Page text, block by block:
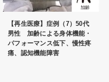
【再生医療】症例（7）50代
男性 加齢による身体機能・
パフォーマンス低下、慢性疼
痛、認知機能障害